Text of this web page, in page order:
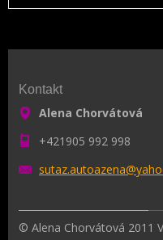
Kontakt
Alena Chorvátová
+421905 992 998
sutaz.autoazena@
© Alena Chorvátová 2011